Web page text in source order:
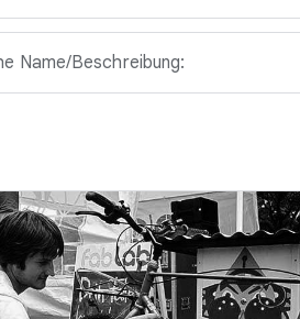
Name/Beschreibung: